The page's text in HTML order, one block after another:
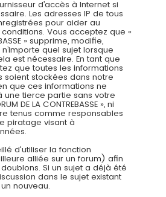
d’accès à Internet si
Les adresses IP de tous
pour aider au
Vous acceptez que «
» supprime, modifie,
quel sujet lorsque
est nécessaire. En tant que
que toutes les informations
soient stockées dans notre
que ces informations ne
une tierce partie sans votre
DE LA CONTREBASSE », ni
tenus comme responsables
piratage visant à
d'utiliser la fonction
alliée sur un forum) afin
Si un sujet a déjà été
dans le sujet existant
nouveau.